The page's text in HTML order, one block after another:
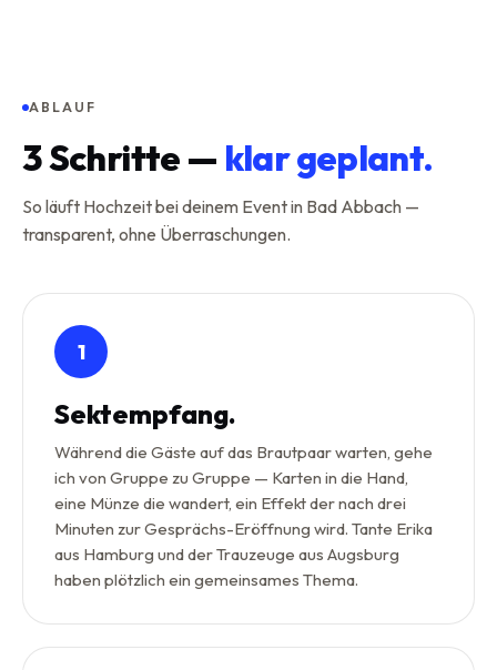
ABLAUF
3Schritte — klar geplant.
So läuft Hochzeit bei deinem Event in Bad Abbach —
transparent, ohne Überraschungen.
1
Sektempfang.
Während die Gäste auf das Brautpaar warten, gehe
ich von Gruppe zu Gruppe — Karten in die Hand,
eine Münze die wandert, ein Effekt der nach drei
Minuten zur Gesprächs-Eröffnung wird. Tante Erika
aus Hamburg und der Trauzeuge aus Augsburg
haben plötzlich ein gemeinsames Thema.